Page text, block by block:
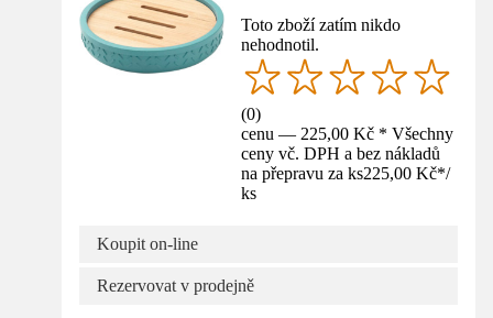
Toto zboží zatím nikdo
nehodnotil.
(0)
cenu — 225,00 Kč * Všechny
ceny vč. DPH a bez nákladů
na přepravu za ks225,00 Kč*/
ks
Koupit on-line
Rezervovat v prodejně